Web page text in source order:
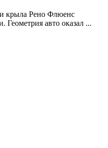
крыла Рено Флюенс
авто оказал ...